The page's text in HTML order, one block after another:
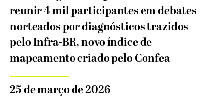
reunir 4 mil participantes em debates
norteados por diagnósticos trazidos
pelo Infra-BR, novo índice de
mapeamento criado pelo Confea
25 de março de 2026